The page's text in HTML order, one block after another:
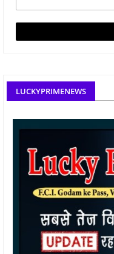
LUCKYPRIMENEWS